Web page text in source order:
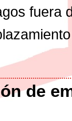
fuera
de